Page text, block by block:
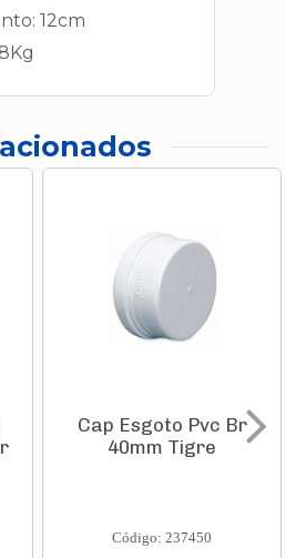
12cm
Cap Esgoto Pvc Br
40mm Tigre
Código: 237450